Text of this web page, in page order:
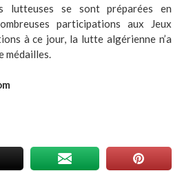
lutteuses se sont préparées en
participations aux Jeux
à ce jour, la lutte algérienne n’a
médailles.